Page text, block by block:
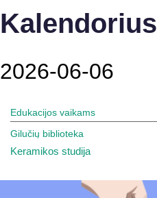
Kalendorius
2026-06-06
Edukacijos vaikams
Gilučių biblioteka
Keramikos studija